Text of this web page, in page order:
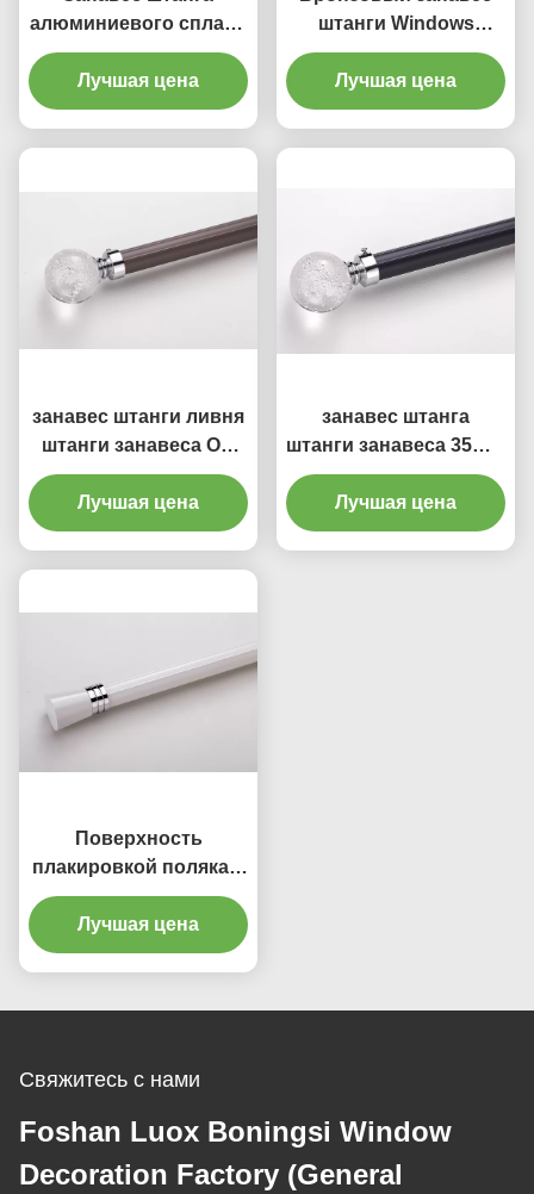
алюминиевого сплава
роскошных двойных
аксессуаров
регулируемый 28mm
Лучшая цена
штанги Windows
финиша штанги 28 до
48 дюймов
регулируемые
Лучшая цена
занавес штанги ливня
штанги занавеса OD
28mm длины 670cm
алюминиевый
Лучшая цена
занавес штанга
штанги занавеса 35mm
держателя потолка
толщины 1mm
сверхмощная
Лучшая цена
Поверхность
плакировкой поляка e
занавеса штанги
занавеса 30mm
толщины 1.5mm
Лучшая цена
Свяжитесь с нами
Foshan Luox Boningsi Window
Decoration Factory (General